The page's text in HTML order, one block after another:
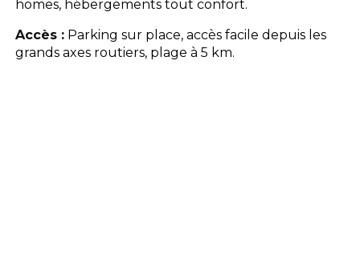
homes, hébergements tout confort.
Accès : Parking sur place, accès facile depuis les
grands axes routiers, plage à 5 km.